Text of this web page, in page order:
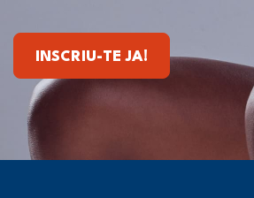
INSCRIU-TE JA!